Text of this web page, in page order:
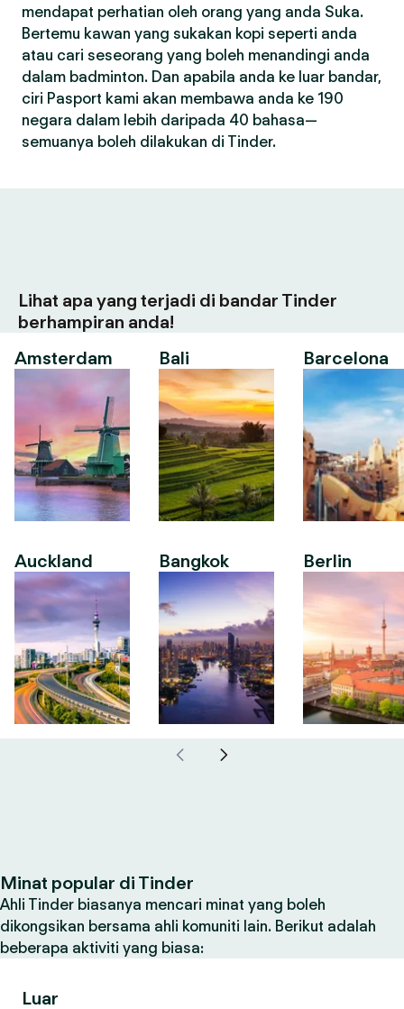
mendapat perhatian oleh orang yang anda Suka.
Bertemu kawan yang sukakan kopi seperti anda
atau cari seseorang yang boleh menandingi anda
dalam badminton. Dan apabila anda ke luar bandar,
ciri Pasport kami akan membawa anda ke 190
negara dalam lebih daripada 40 bahasa—
semuanya boleh dilakukan di Tinder.
Lihat apa yang terjadi di bandar Tinder
berhampiran anda!
Amsterdam
Auckland
Bali
Bangkok
Barcelona
Berlin
Minat popular di Tinder
Ahli Tinder biasanya mencari minat yang boleh
dikongsikan bersama ahli komuniti lain. Berikut adalah
beberapa aktiviti yang biasa:
Luar